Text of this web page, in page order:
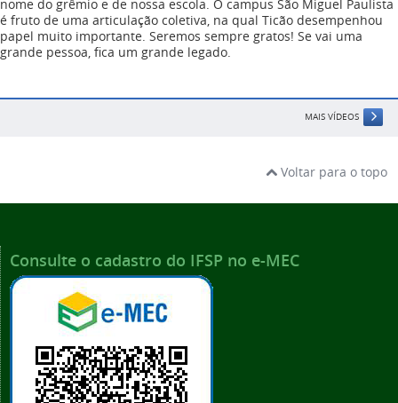
nome do grêmio e de nossa escola. O campus São Miguel Paulista
é fruto de uma articulação coletiva, na qual Ticão desempenhou
papel muito importante. Seremos sempre gratos! Se vai uma
grande pessoa, fica um grande legado.
MAIS VÍDEOS
Voltar para o topo
Consulte o cadastro do IFSP no e-MEC